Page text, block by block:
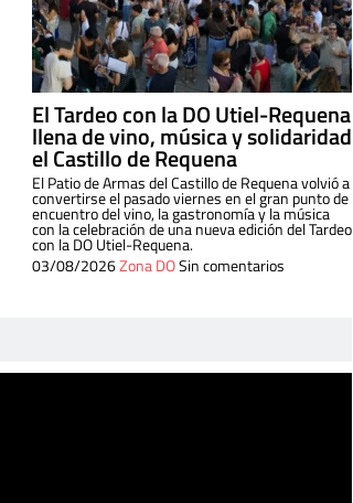
El Tardeo con la DO Utiel-Requena
llena de vino, música y solidaridad
el Castillo de Requena
El Patio de Armas del Castillo de Requena volvió a
convertirse el pasado viernes en el gran punto de
encuentro del vino, la gastronomía y la música
con la celebración de una nueva edición del Tardeo
con la DO Utiel-Requena.
03/08/2026Zona DOSin comentarios